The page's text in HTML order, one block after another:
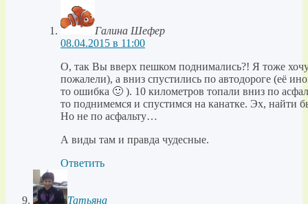
Галина Шефер
08.04.2015 в 11:00
О, так Вы вверх пешком поднимались?! Я тоже
пожалели), а вниз спустились по автодороге (её
то ошибка 🙂 ). 10 километров топали вниз по
то поднимемся и спустимся на канатке. Эх,
Но не по асфальту…
А виды там и правда чудесные.
Ответить
Татьяна